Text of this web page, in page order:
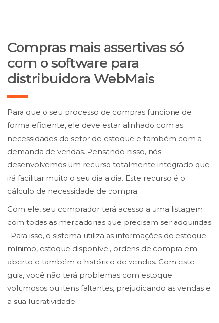
Compras mais assertivas só
com o software para
distribuidora WebMais
Para que o seu processo de compras funcione de
forma eficiente, ele deve estar alinhado com as
necessidades do setor de estoque e também com a
demanda de vendas. Pensando nisso, nós
desenvolvemos um recurso totalmente integrado que
irá facilitar muito o seu dia a dia. Este recurso é o
cálculo de necessidade de compra.
Com ele, seu comprador terá acesso a uma listagem
com todas as mercadorias que precisam ser adquiridas
. Para isso, o sistema utiliza as informações do estoque
mínimo, estoque disponível, ordens de compra em
aberto e também o histórico de vendas. Com este
guia, você não terá problemas com estoque
volumosos ou itens faltantes, prejudicando as vendas e
a sua lucratividade.